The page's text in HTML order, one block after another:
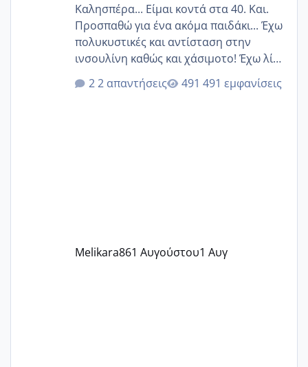
Καλησπέρα... Είμαι κοντά στα 40. Και.
Προσπαθώ για ένα ακόμα παιδάκι... Έχω
πολυκυστικές και αντίσταση στην
ινσουλίνη καθώς και χάσιμοτο! Έχω λίγα
κιλά παραπάνω και όσο κ αν προσπαθώ
δεν χάνω εύκολα! Προσπαθώ για ακόμη
2 απαντήσεις 491 εμφανίσεις
Melikara861 Αυγούστου1 Αυγ